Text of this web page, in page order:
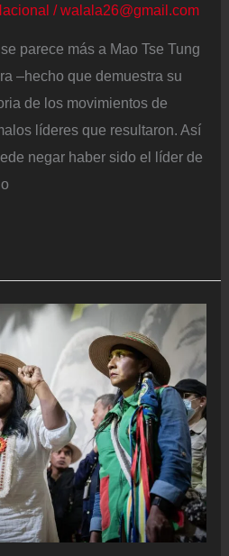
/walala26@gmail.com
parece más a Mao Tse Tung
–hecho que demuestra su
de los movimientos de
líderes que resultaron. Así
negar haber sido el líder de